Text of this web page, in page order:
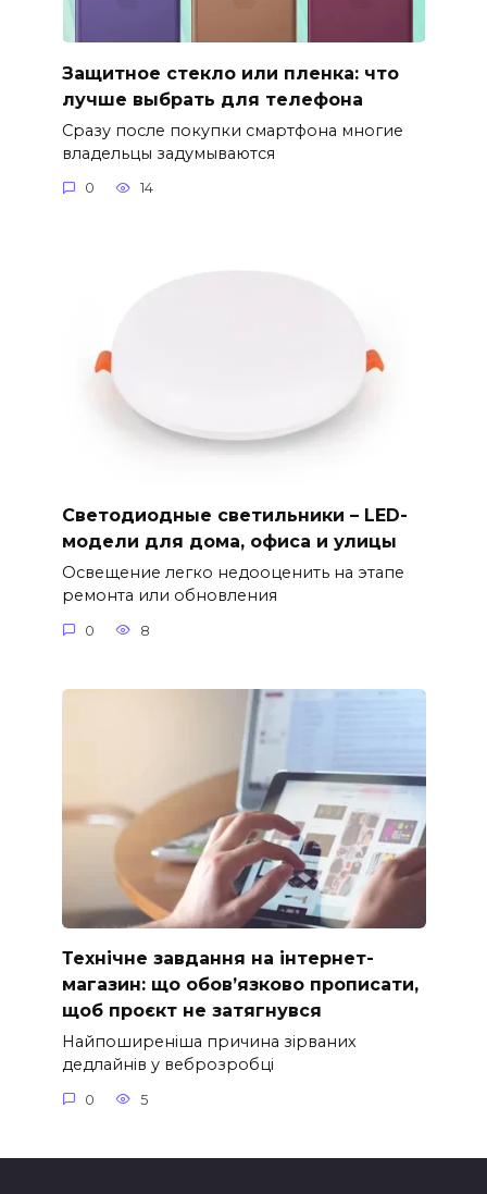
Защитное стекло или пленка: что
лучше выбрать для телефона
Сразу после покупки смартфона многие
владельцы задумываются
0 14
Светодиодные светильники – LED-
модели для дома, офиса и улицы
Освещение легко недооценить на этапе
ремонта или обновления
0 8
Технічне завдання на інтернет-
магазин: що обов’язково прописати,
щоб проєкт не затягнувся
Найпоширеніша причина зірваних
дедлайнів у веброзробці
0 5